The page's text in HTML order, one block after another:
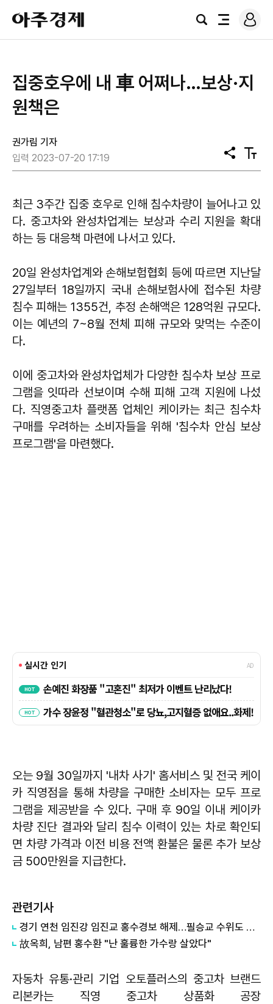
아
주
경
검
전
로
그
집중호우에 내 車 어쩌나…보상·지
원책은
권가림 기자
입력 2023-07-20 17:19
공
유
텍
스
기
최근 3주간 집중 호우로 인해 침수차량이 늘어나고 있
다. 중고차와 완성차업계는 보상과 수리 지원을 확대
하는 등 대응책 마련에 나서고 있다.
20일 완성차업계와 손해보험협회 등에 따르면 지난달
27일부터 18일까지 국내 손해보험사에 접수된 차량
침수 피해는 1355건, 추정 손해액은 128억원 규모다.
이는 예년의 7~8월 전체 피해 규모와 맞먹는 수준이
다.
이에 중고차와 완성차업체가 다양한 침수차 보상 프로
그램을 잇따라 선보이며 수해 피해 고객 지원에 나섰
다. 직영중고차 플랫폼 업체인 케이카는 최근 침수차
구매를 우려하는 소비자들을 위해 '침수차 안심 보상
프로그램'을 마련했다.
오는 9월 30일까지 '내차 사기' 홈서비스 및 전국 케이
카 직영점을 통해 차량을 구매한 소비자는 모두 프로
그램을 제공받을 수 있다. 구매 후 90일 이내 케이카
차량 진단 결과와 달리 침수 이력이 있는 차로 확인되
면 차량 가격과 이전 비용 전액 환불은 물론 추가 보상
금 500만원을 지급한다.
관련기사
경기 연천 임진강 임진교 홍수경보 해제…필승교 수위도 내려가
故옥희, 남편 홍수환 "난 훌륭한 가수랑 살았다"
자동차 유통·관리 기업 오토플러스의 중고차 브랜드
리본카는 직영 중고차 상품화 공장